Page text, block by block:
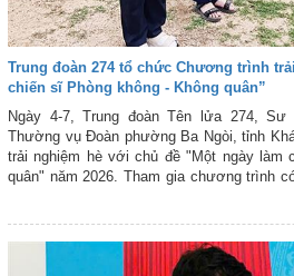
Trung đoàn 274 tổ chức Chương trình
chiến sĩ Phòng không - Không quân”
Ngày 4-7, Trung đoàn Tên lửa 274,
Thường vụ Đoàn phường Ba Ngòi, tỉnh
trải nghiệm hè với chủ đề "Một ngày làm
quân" năm 2026. Tham gia chương trình